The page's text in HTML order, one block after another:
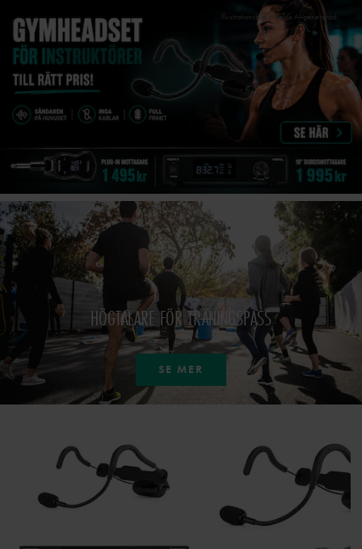
Illustrationsbild – delvis AI-genererad.
HÖGTALARE FÖR TRÄNINGSPASS
SE MER